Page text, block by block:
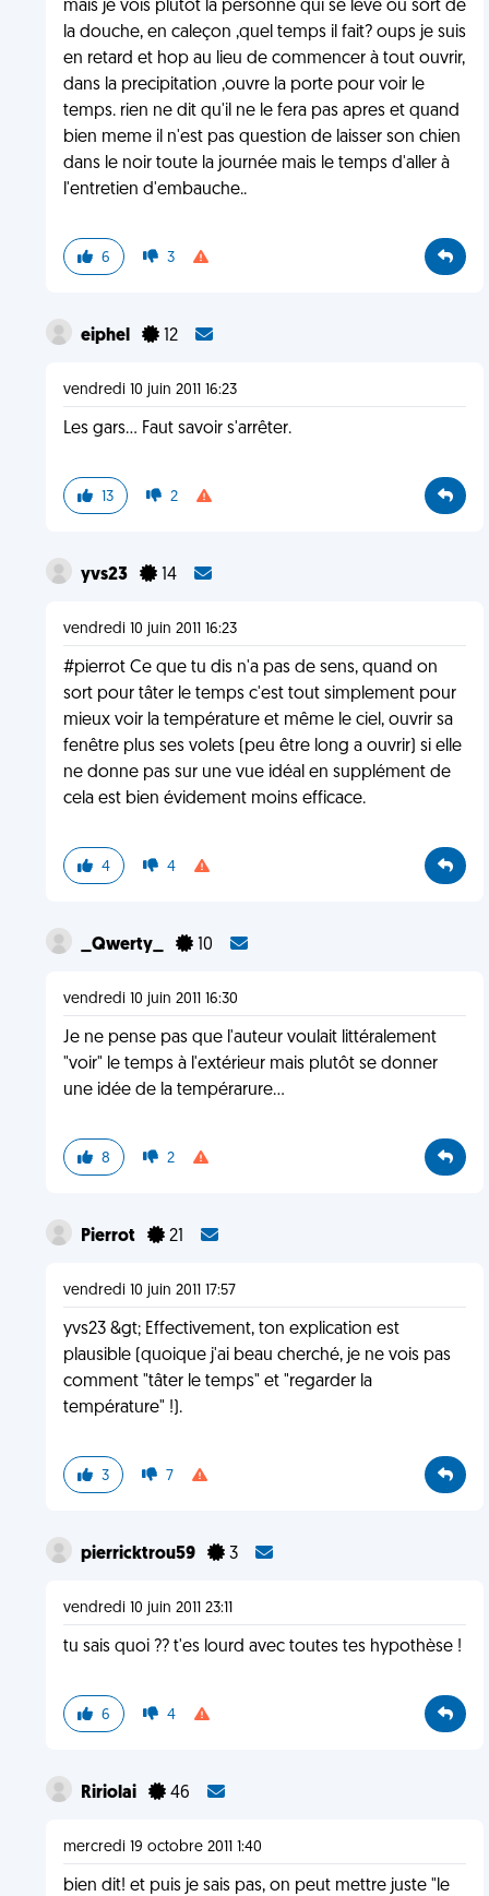
mais je vois plutot la personne qui se leve ou sort de
la douche, en caleçon ,quel temps il fait? oups je suis
en retard et hop au lieu de commencer à tout ouvrir,
dans la precipitation ,ouvre la porte pour voir le
temps. rien ne dit qu'il ne le fera pas apres et quand
bien meme il n'est pas question de laisser son chien
dans le noir toute la journée mais le temps d'aller à
l'entretien d'embauche..
6 3
eiphel 12
vendredi 10 juin 2011 16:23
Les gars... Faut savoir s'arrêter.
13 2
yvs23 14
vendredi 10 juin 2011 16:23
#pierrot Ce que tu dis n'a pas de sens, quand on
sort pour tâter le temps c'est tout simplement pour
mieux voir la température et même le ciel, ouvrir sa
fenêtre plus ses volets (peu être long a ouvrir) si elle
ne donne pas sur une vue idéal en supplément de
cela est bien évidement moins efficace.
4 4
_Qwerty_ 10
vendredi 10 juin 2011 16:30
Je ne pense pas que l'auteur voulait littéralement
"voir" le temps à l'extérieur mais plutôt se donner
une idée de la tempérarure...
8 2
Pierrot 21
vendredi 10 juin 2011 17:57
yvs23 &gt; Effectivement, ton explication est
plausible (quoique j'ai beau cherché, je ne vois pas
comment "tâter le temps" et "regarder la
température" !).
3 7
pierricktrou59 3
vendredi 10 juin 2011 23:11
tu sais quoi ?? t'es lourd avec toutes tes hypothèse !
6 4
Ririolai 46
mercredi 19 octobre 2011 1:40
bien dit! et puis je sais pas, on peut mettre juste "le